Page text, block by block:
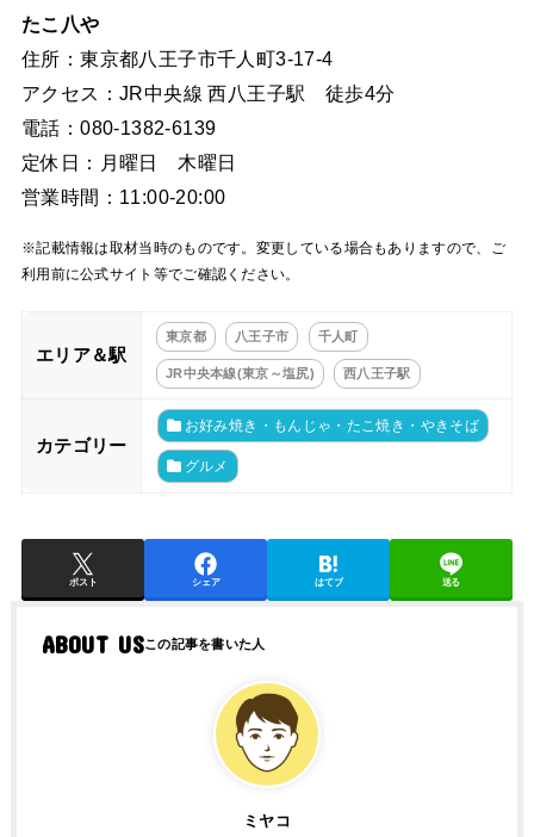
たこ八や
住所：東京都八王子市千人町3-17-4
アクセス：JR中央線 西八王子駅 徒歩4分
電話：080-1382-6139
定休日：月曜日 木曜日
営業時間：11:00-20:00
※記載情報は取材当時のものです。変更している場合もありますので、ご
利用前に公式サイト等でご確認ください。
エリア＆駅
東京都 八王子市 千人町
JR中央本線(東京～塩尻) 西八王子駅
カテゴリー
お好み焼き・もんじゃ・たこ焼き・やきそば
グルメ
ポスト シェア はてブ 送る
ABOUT US
ミヤコ